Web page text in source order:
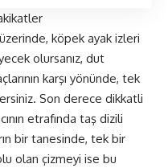
köpek ayak izleri
olursanız, dut
karşı yönünde, tek
Son derece dikkatli
etrafında taş dizili
bir tanesinde, tek bir
olan çizmeyi ise bu